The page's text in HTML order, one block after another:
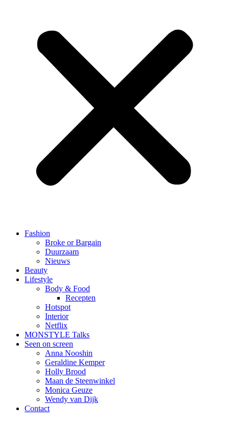
Fashion
Broke or Bargain
Duurzaam
Nieuws
Beauty
Lifestyle
Body & Food
Recepten
Hotspot
Interior
Netflix
MONSTYLE Talks
Seen on screen
Anna Nooshin
Geraldine Kemper
Holly Brood
Maan de Steenwinkel
Monica Geuze
Wendy van Dijk
Contact